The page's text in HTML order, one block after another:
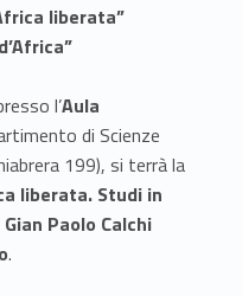
liberata”
l’Aula
di Scienze
199), si terrà la
liberata. Studi in
Paolo Calchi
.